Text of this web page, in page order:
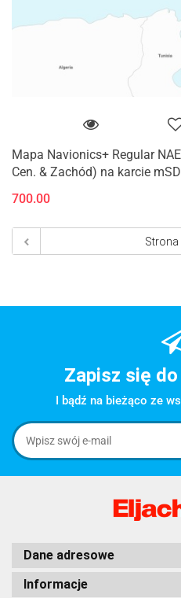
Mapa Navionics+ Regular
Cen. & Zachód) na karcie mSD
700.00
Zapisz się
I bądź na bieżąco ze
Dane adresowe
Informacje